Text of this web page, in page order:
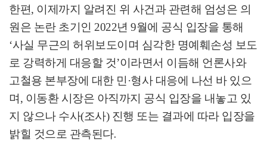
한편, 이제까지 알려진 위 사건과 관련해 엄성은 의
원은 논란 초기인 2022년 9월에 공식 입장을 통해
‘사실 무근의 허위보도이며 심각한 명예훼손성 보도
로 강력하게 대응할 것’이라면서 이듬해 언론사와
고철용 본부장에 대한 민 ·형사 대응에 나선 바 있으
며 , 이동환 시장은 아직까지 공식 입장을 내놓고 있
지 않으나 수사(조사) 진행 또는 결과에 따라 입장을
밝힐 것으로 관측된다.